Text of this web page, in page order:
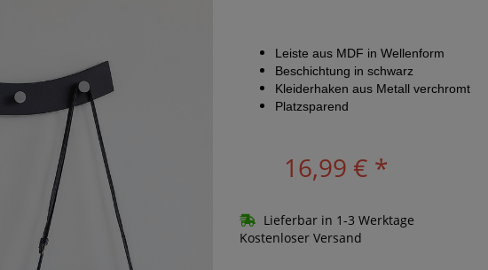
Leiste aus MDF in Wellenform
Beschichtung in schwarz
Kleiderhaken aus Metall verchromt
Platzsparend
16,99 € *
Lieferbar in 1-3 Werktage
Kostenloser Versand